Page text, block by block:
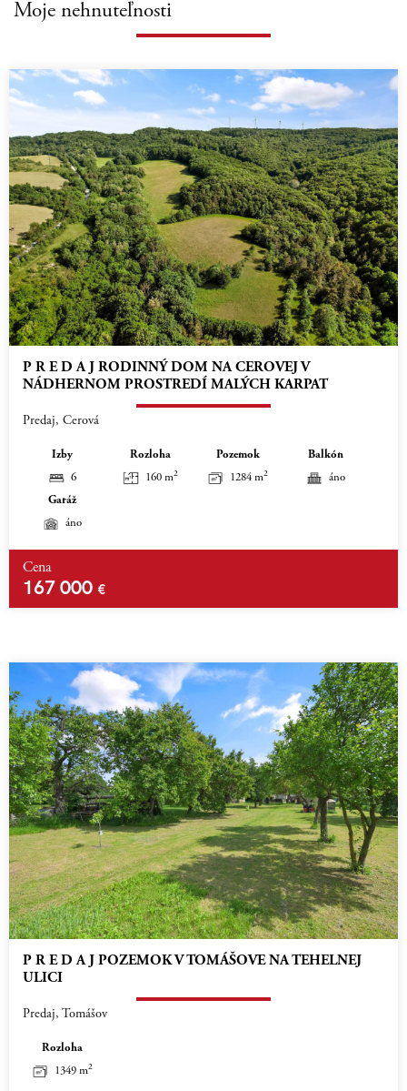
Moje nehnuteľnosti
P R E D A J RODINNÝ DOM NA CEROVEJ V
NÁDHERNOM PROSTREDÍ MALÝCH KARPAT
Predaj, Cerová
Izby
6
Rozloha
160 m2
Pozemok
1284 m2
Balkón
áno
Garáž
áno
Cena
167 000 €
P R E D A J POZEMOK V TOMÁŠOVE NA TEHELNEJ
ULICI
Predaj, Tomášov
Rozloha
1349 m2